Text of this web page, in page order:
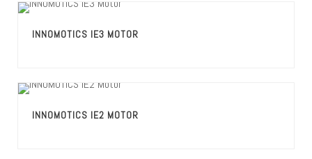
INNOMOTICS IE3 MOTOR
INNOMOTICS IE2 MOTOR